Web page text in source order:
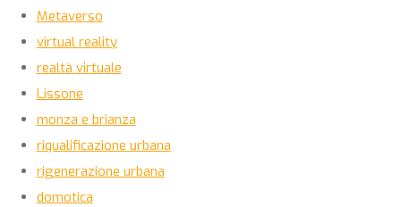
Metaverso
virtual reality
realtà virtuale
Lissone
monza e brianza
riqualificazione urbana
rigenerazione urbana
domotica